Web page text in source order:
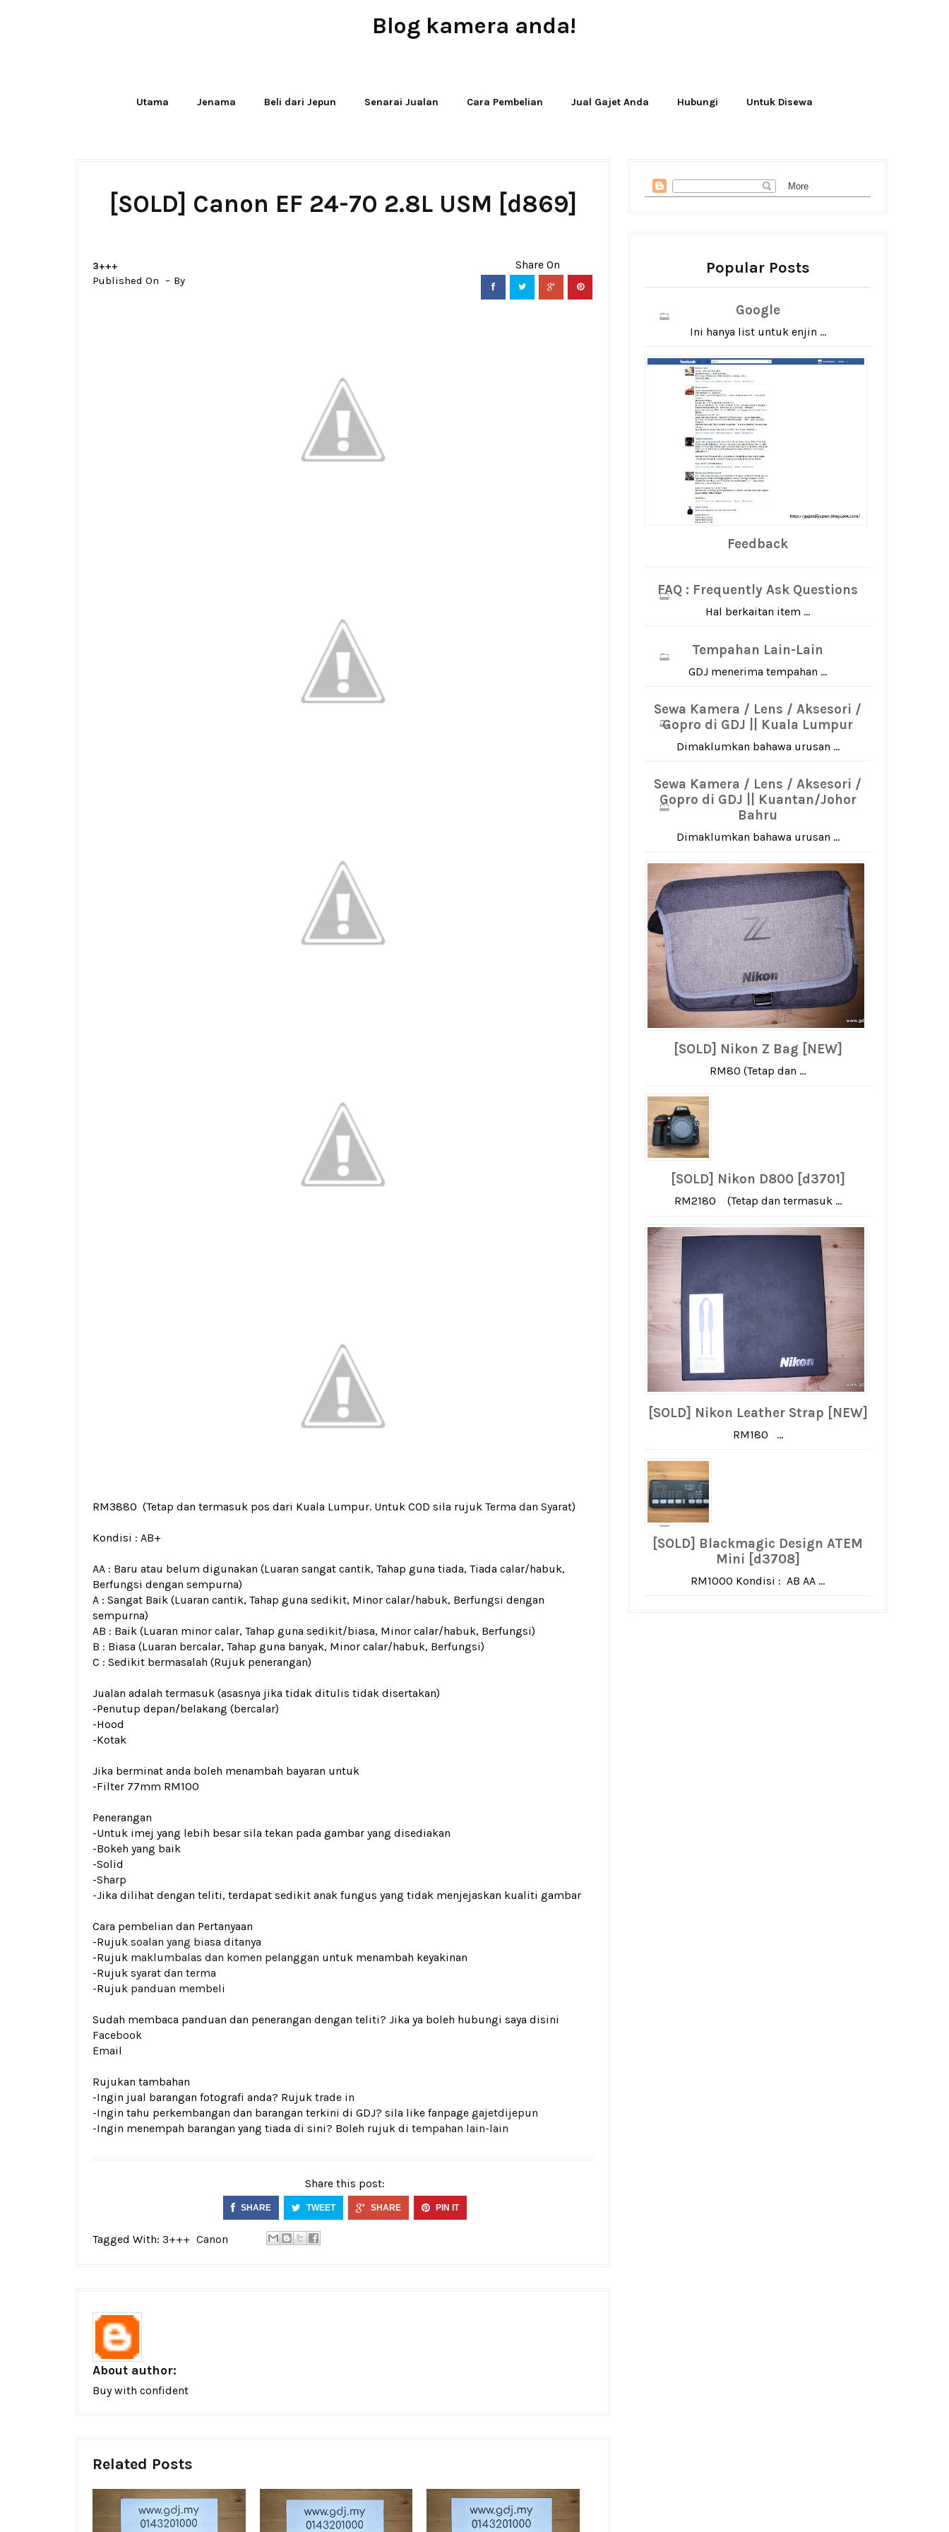
Blog kamera anda!
Utama Jenama Beli dari Jepun Senarai Jualan Cara Pembelian Jual Gajet Anda Hubungi Untuk Disewa
[SOLD] Canon EF 24-70 2.8L USM [d869]
3+++
Published On By
RM3880 (Tetap dan termasuk pos dari Kuala Lumpur. Untuk COD sila rujuk Terma dan Syarat)
Kondisi : AB+
AA : Baru atau belum digunakan (Luaran sangat cantik, Tahap guna tiada, Tiada calar/habuk,
Berfungsi dengan sempurna)
A : Sangat Baik (Luaran cantik, Tahap guna sedikit, Minor calar/habuk, Berfungsi dengan
sempurna)
AB : Baik (Luaran minor calar, Tahap guna sedikit/biasa, Minor calar/habuk, Berfungsi)
B : Biasa (Luaran bercalar, Tahap guna banyak, Minor calar/habuk, Berfungsi)
C : Sedikit bermasalah (Rujuk penerangan)
Jualan adalah termasuk (asasnya jika tidak ditulis tidak disertakan)
-Penutup depan/belakang (bercalar)
-Hood
-Kotak
Jika berminat anda boleh menambah bayaran untuk
-Filter 77mm RM100
Penerangan
-Untuk imej yang lebih besar sila tekan pada gambar yang disediakan
-Bokeh yang baik
-Solid
-Sharp
-Jika dilihat dengan teliti, terdapat sedikit anak fungus yang tidak menjejaskan kualiti gambar
Cara pembelian dan Pertanyaan
-Rujuk soalan yang biasa ditanya
-Rujuk maklumbalas dan komen pelanggan untuk menambah keyakinan
-Rujuk syarat dan terma
-Rujuk panduan membeli
Sudah membaca panduan dan penerangan dengan teliti? Jika ya boleh hubungi saya disini
Facebook
Email
Rujukan tambahan
-Ingin jual barangan fotografi anda? Rujuk trade in
-Ingin tahu perkembangan dan barangan terkini di GDJ? sila like fanpage gajetdijepun
-Ingin menempah barangan yang tiada di sini? Boleh rujuk di tempahan lain-lain
Share this post:
SHARE TWEET SHARE PIN IT
Tagged With: 3+++ Canon
About author:
Buy with confident
Related Posts
Popular Posts
Google
Ini hanya list untuk enjin ...
Feedback
FAQ : Frequently Ask Questions
Hal berkaitan item ...
Tempahan Lain-Lain
GDJ menerima tempahan ...
Sewa Kamera / Lens / Aksesori /
Gopro di GDJ || Kuala Lumpur
Dimaklumkan bahawa urusan ...
Sewa Kamera / Lens / Aksesori /
Gopro di GDJ || Kuantan/Johor
Bahru
Dimaklumkan bahawa urusan ...
[SOLD] Nikon Z Bag [NEW]
RM80 (Tetap dan ...
[SOLD] Nikon D800 [d3701]
RM2180 (Tetap dan termasuk ...
[SOLD] Nikon Leather Strap [NEW]
RM180 ...
[SOLD] Blackmagic Design ATEM
Mini [d3708]
RM1000 Kondisi : AB AA ...